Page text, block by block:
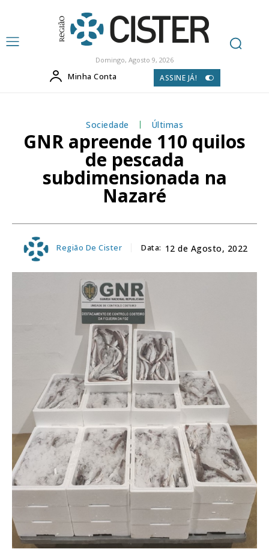
Domingo, Agosto 9, 2026
Minha Conta ASSINE JÁ!
Sociedade Últimas
GNR apreende 110 quilos
de pescada
subdimensionada na
Nazaré
Região De Cister Data: 12 de Agosto, 2022